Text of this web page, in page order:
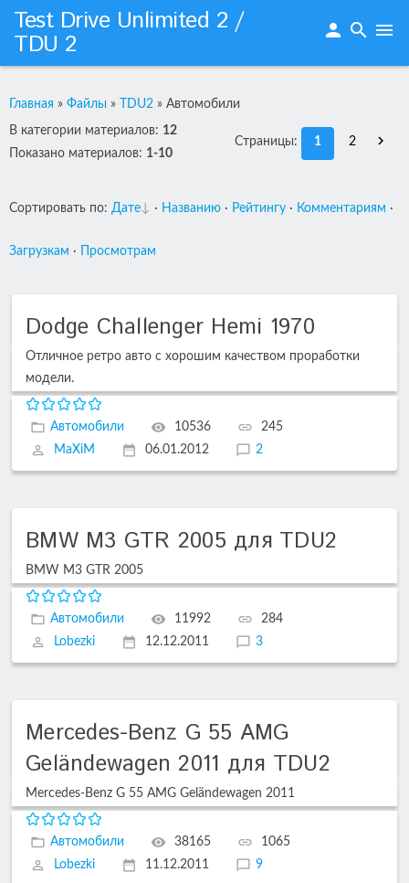
Test Drive Unlimited 2 /
TDU 2 person search menu
Главная » Файлы » TDU2 » Автомобили
В категории материалов: 12
Показано материалов: 1-10
Страницы: 1 2
Сортировать по: Дате · Названию · Рейтингу · Комментариям ·
Загрузкам · Просмотрам
Dodge Challenger Hemi 1970
Отличное ретро авто с хорошим качеством проработки
модели.
Автомобили 10536
245
MaXiM
06.01.2012 2
BMW M3 GTR 2005 для TDU2
BMW M3 GTR 2005
Автомобили 11992
284
Lobezki
12.12.2011 3
Mercedes-Benz G 55 AMG
Geländewagen 2011 для TDU2
Mercedes-Benz G 55 AMG Geländewagen 2011
Автомобили 38165
1065
Lobezki
11.12.2011 9